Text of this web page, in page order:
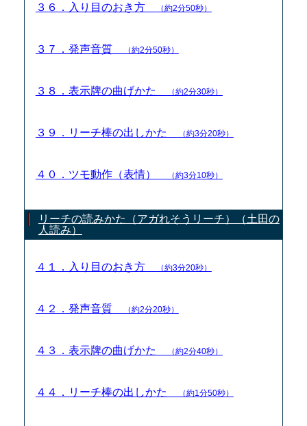
３６．入り目のおき方 （約2分50秒）
３７．発声音質 （約2分50秒）
３８．表示牌の曲げかた （約2分30秒）
３９．リーチ棒の出しかた （約3分20秒）
４０．ツモ動作（表情） （約3分10秒）
リーチの読みかた（アガれそうリーチ）（土田の
人読み）
４１．入り目のおき方 （約3分20秒）
４２．発声音質 （約2分20秒）
４３．表示牌の曲げかた （約2分40秒）
４４．リーチ棒の出しかた （約1分50秒）